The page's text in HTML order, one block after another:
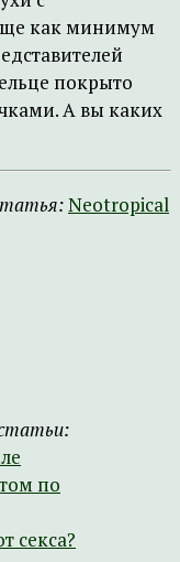
как минимум
покрыто
А вы каких
Neotropical
по
секса?